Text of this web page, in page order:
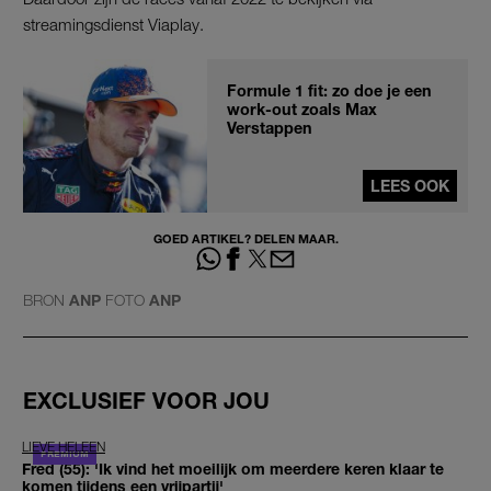
streamingsdienst Viaplay.
Formule 1 fit: zo doe je een
work-out zoals Max
Verstappen
LEES OOK
GOED ARTIKEL? DELEN MAAR.
BRON ANP FOTO ANP
EXCLUSIEF VOOR JOU
LIEVE HELEEN
Fred (55): 'Ik vind het moeilijk om meerdere keren klaar te
komen tijdens een vrijpartij'